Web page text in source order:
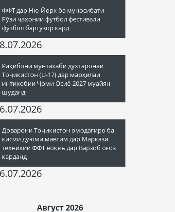
ФФТ дар Ню-Йорк ба муносибати
Рӯзи ҷаҳонии футбол фестивали
футбол баргузор кард
Рақибони мунтахаби духтаронаи
Тоҷикистон (U-17) дар марҳилаи
интихобии Ҷоми Осиё-2027 муайян
шуданд
Доварони Тоҷикистон омодагиро ба
қисми дуюми мавсим дар Маркази
техникии ФФТ воқеъ дар Варзоб оғоз
карданд
Август 2026